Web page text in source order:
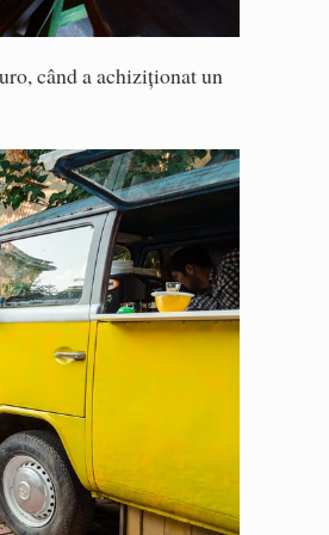
când a achiziționat un